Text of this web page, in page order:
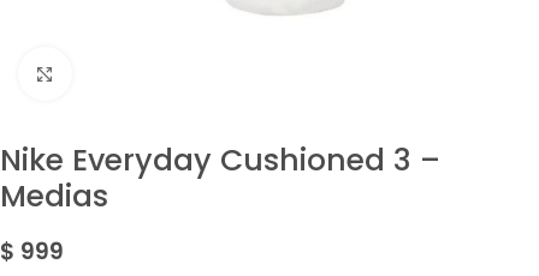
Nike Everyday Cushioned 3 –
Medias
$ 999